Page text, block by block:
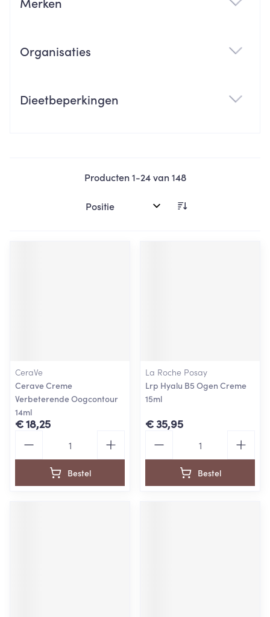
Organisaties
Dieetbeperkingen
Producten1-24van148
Sorteer op:
CeraVe
Cerave Creme
Verbeterende Oogcontour
14ml
€ 18,25
Bestel
La Roche Posay
Lrp Hyalu B5 Ogen Creme
15ml
€ 35,95
Bestel